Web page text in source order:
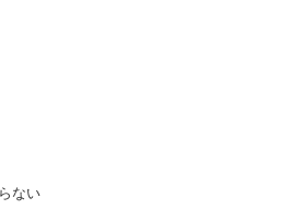
ない